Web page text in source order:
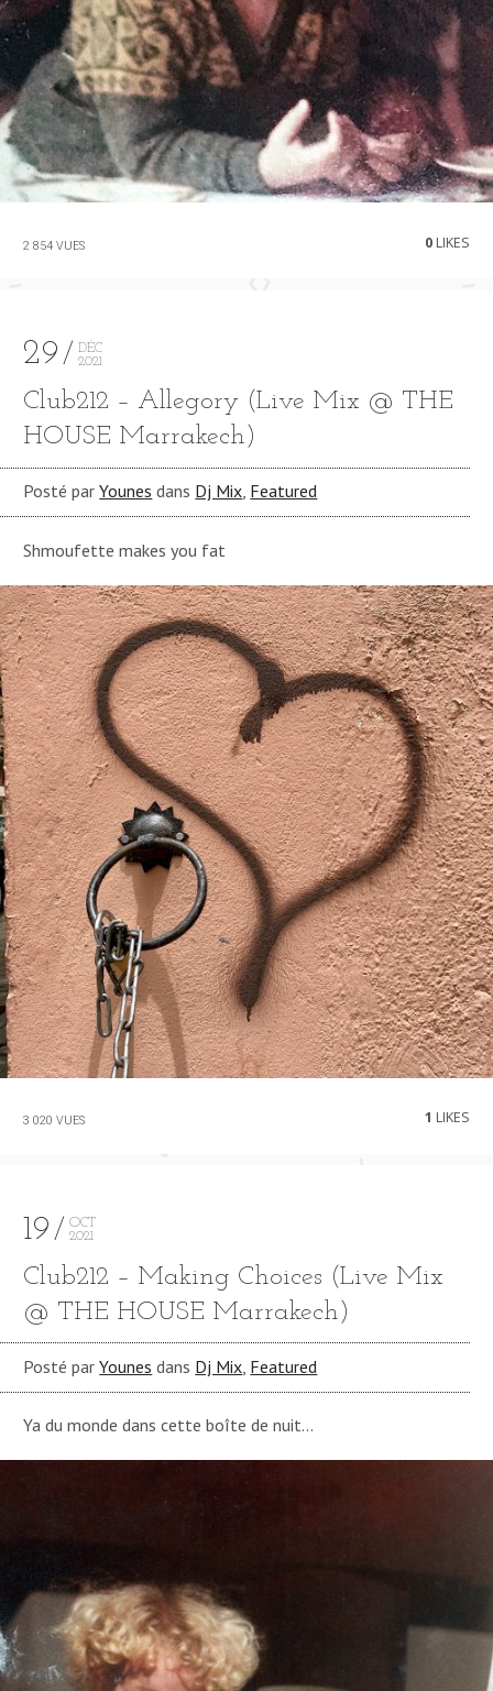
2 854 VUES 0LIKES
29
DÉC
2021
Club212 – Allegory (Live Mix @ THE
HOUSE Marrakech)
Posté parYounes dans Dj Mix, Featured
Shmoufette makes you fat
3 020 VUES 1 LIKES
19
OCT
2021
Club212 – Making Choices (Live Mix
@ THE HOUSE Marrakech)
Posté parYounes dans Dj Mix Featured
Ya du monde dans cette boîte de nuit…